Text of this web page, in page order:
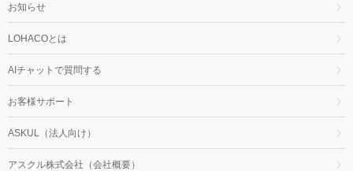
お知らせ
LOHACOとは
AIチャットで質問する
お客様サポート
ASKUL（法人向け）
アスクル株式会社（会社概要）